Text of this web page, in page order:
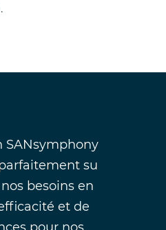
SANsymphony
su
besoins en
et de